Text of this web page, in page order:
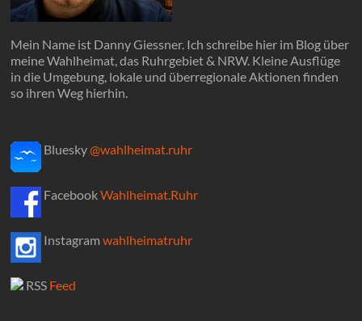
Mein Name ist Danny Giessner. Ich schreibe hier im Blog über
meine Wahlheimat, das Ruhrgebiet & NRW. Kleine Ausflüge
in die Umgebung, lokale und überregionale Aktionen finden
so ihren Weg hierhin.
Bluesky@wahlheimat.ruhr
FacebookWahlheimat.Ruhr
Instagramwahlheimatruhr
RSS Feed